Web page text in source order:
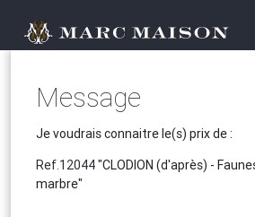
Message
Je voudrais connaitre le(s) prix de :
Ref.12044"CLODION (d'après) -
marbre"